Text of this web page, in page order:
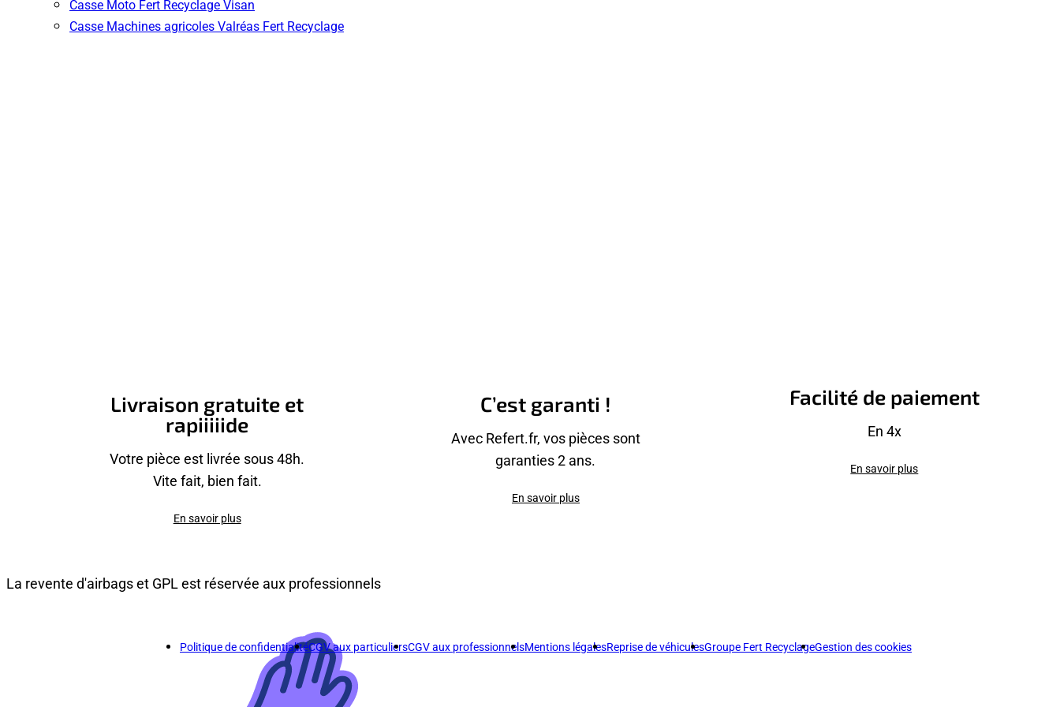
Casse Moto Fert Recyclage Visan
Casse Machines agricoles Valréas Fert Recyclage
Livraison gratuite et
rapiiiiide
Votre pièce est livrée sous 48h.
Vite fait, bien fait.
En savoir plus
C’est garanti !
Avec Refert.fr, vos pièces sont
garanties 2 ans.
En savoir plus
Facilité de paiement
En 4x
En savoir plus
La revente d'airbags et GPL est réservée aux professionnels
Politique de confidentialitéCGV aux particuliersCGV aux professionnelsMentions légalesReprise de véhiculesGroupe Fert RecyclageGestion des cookies